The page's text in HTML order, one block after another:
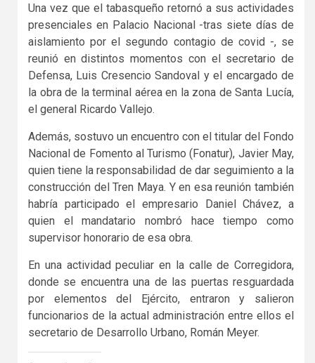
Una vez que el tabasqueño retornó a sus actividades
presenciales en Palacio Nacional -tras siete días de
aislamiento por el segundo contagio de covid -, se
reunió en distintos momentos con el secretario de
Defensa, Luis Cresencio Sandoval y el encargado de
la obra de la terminal aérea en la zona de Santa Lucía,
el general Ricardo Vallejo.
Además, sostuvo un encuentro con el titular del Fondo
Nacional de Fomento al Turismo (Fonatur), Javier May,
quien tiene la responsabilidad de dar seguimiento a la
construcción del Tren Maya. Y en esa reunión también
habría participado el empresario Daniel Chávez, a
quien el mandatario nombró hace tiempo como
supervisor honorario de esa obra.
En una actividad peculiar en la calle de Corregidora,
donde se encuentra una de las puertas resguardada
por elementos del Ejército, entraron y salieron
funcionarios de la actual administración entre ellos el
secretario de Desarrollo Urbano, Román Meyer.